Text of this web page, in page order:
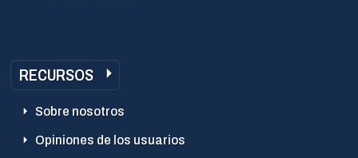
RECURSOS
Sobre nosotros
Opiniones de los usuarios